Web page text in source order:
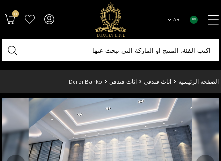
AR − TL
0
الصفحة الرئيسية اثاث فندقي اثاث فندقي Derbi Banko